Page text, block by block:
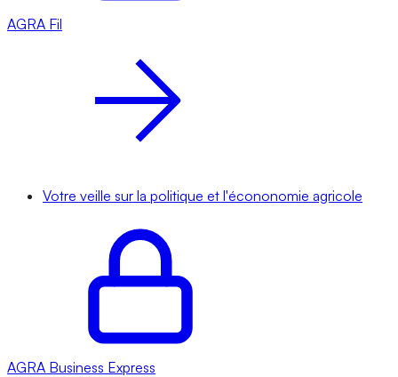
AGRA Fil
Votre veille sur la politique et l'écononomie agricole
AGRA Business Express